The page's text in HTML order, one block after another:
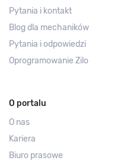
Pytania i kontakt
Blog dla mechaników
Pytania i odpowiedzi
Oprogramowanie Zilo
O portalu
O nas
Kariera
Biuro prasowe